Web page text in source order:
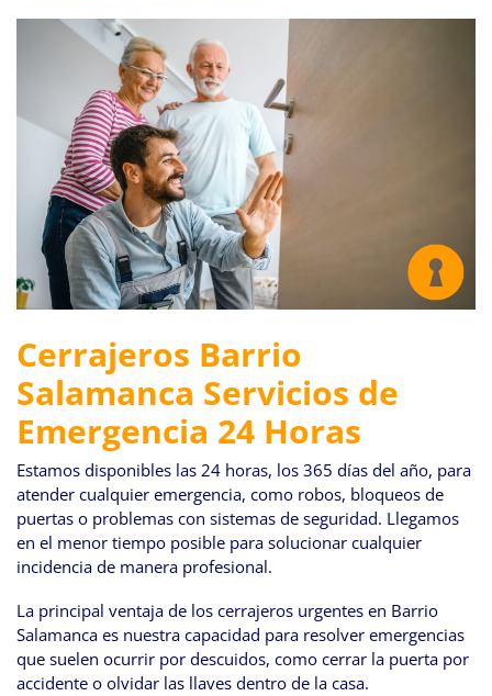
Cerrajeros Barrio
Salamanca Servicios de
Emergencia 24 Horas
Estamos disponibles las 24 horas, los 365 días del año, para
atender cualquier emergencia, como robos, bloqueos de
puertas o problemas con sistemas de seguridad. Llegamos
en el menor tiempo posible para solucionar cualquier
incidencia de manera profesional.
La principal ventaja de los cerrajeros urgentes en Barrio
Salamanca es nuestra capacidad para resolver emergencias
que suelen ocurrir por descuidos, como cerrar la puerta por
accidente o olvidar las llaves dentro de la casa.